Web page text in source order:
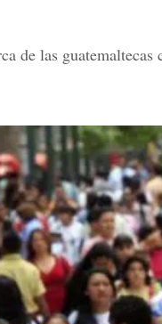
de las